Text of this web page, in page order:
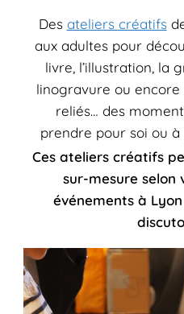
Des ateliers créatifs
aux adultes pour
livre, l’illustration, la
linogravure ou
reliés… des
prendre pour soi ou
Ces ateliers créatifs
sur-mesure selon
événements à